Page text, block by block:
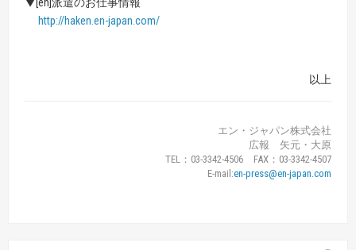
▼[en]派遣のお仕事情報
http://haken.en-japan.com/
以上
エン・ジャパン株式会社
広報 矢元・大原
TEL：03-3342-4506 FAX：03-3342-4507
E-mail:en-press@en-japan.com